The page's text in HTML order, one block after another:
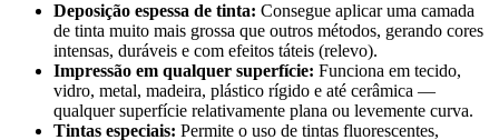
Deposição espessa de tinta: Consegue aplicar uma camada
de tinta muito mais grossa que outros métodos, gerando cores
intensas, duráveis e com efeitos táteis (relevo).
Impressão em qualquer superfície: Funciona em tecido,
vidro, metal, madeira, plástico rígido e até cerâmica —
qualquer superfície relativamente plana ou levemente curva.
Tintas especiais: Permite o uso de tintas fluorescentes,